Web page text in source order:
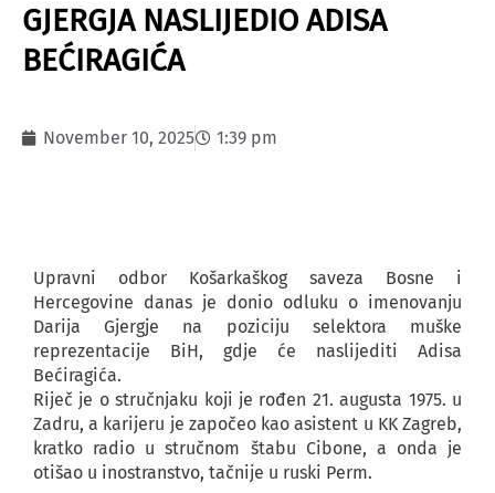
GJERGJA NASLIJEDIO ADISA
BEĆIRAGIĆA
November 10, 2025 1:39 pm
Upravni odbor Košarkaškog saveza Bosne i
Hercegovine danas je donio odluku o imenovanju
Darija Gjergje na poziciju selektora muške
reprezentacije BiH, gdje će naslijediti Adisa
Bećiragića.
Riječ je o stručnjaku koji je rođen 21. augusta 1975. u
Zadru, a karijeru je započeo kao asistent u KK Zagreb,
kratko radio u stručnom štabu Cibone, a onda je
otišao u inostranstvo, tačnije u ruski Perm.